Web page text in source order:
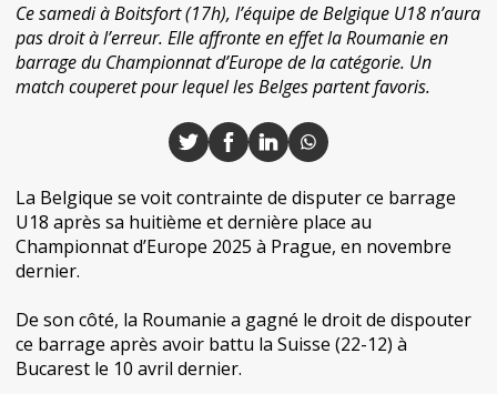
Ce samedi à Boitsfort (17h), l’équipe de Belgique U18 n’aura
pas droit à l’erreur. Elle affronte en effet la Roumanie en
barrage du Championnat d’Europe de la catégorie. Un
match couperet pour lequel les Belges partent favoris.
La Belgique se voit contrainte de disputer ce barrage
U18 après sa huitième et dernière place au
Championnat d’Europe 2025 à Prague, en novembre
dernier.
De son côté, la Roumanie a gagné le droit de dispouter
ce barrage après avoir battu la Suisse (22-12) à
Bucarest le 10 avril dernier.